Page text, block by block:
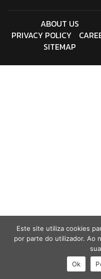
ABOUT US
PRIVACY POLICY
SITEMAP
Este site utiliza cookies
por parte do utilizador. Ao
Ok